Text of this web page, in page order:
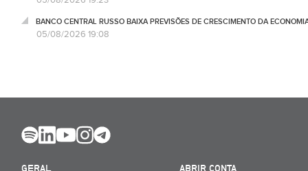
BANCO CENTRAL RUSSO BAIXA PREVISÕES DE CRESCIMENTO DA
05/08/2026 19:08
GERAL
ABRIR CONTA